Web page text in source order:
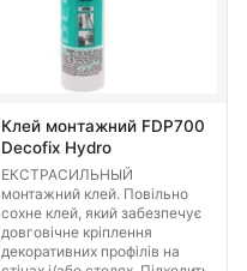
Клей монтажний FDP700
Decofix Hydro
ЕКСТРАСИЛЬНЫЙ
монтажний клей. Повільно
сохне клей, який забезпечує
довговічне кріплення
декоративних профілів на